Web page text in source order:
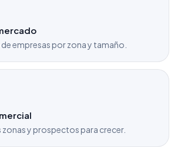
empresas por zona y tamaño.
y prospectos para crecer.